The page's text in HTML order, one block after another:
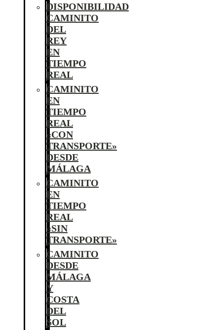
DISPONIBILIDAD
CAMINITO
DEL
REY
EN
TIEMPO
REAL
CAMINITO
EN
TIEMPO
REAL
«CON
TRANSPORTE»
DESDE
MÁLAGA
CAMINITO
EN
TIEMPO
REAL
«SIN
TRANSPORTE»
CAMINITO
DESDE
MÁLAGA
Y
COSTA
DEL
SOL